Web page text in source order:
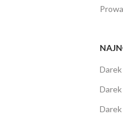
Darek
Darek
Darek